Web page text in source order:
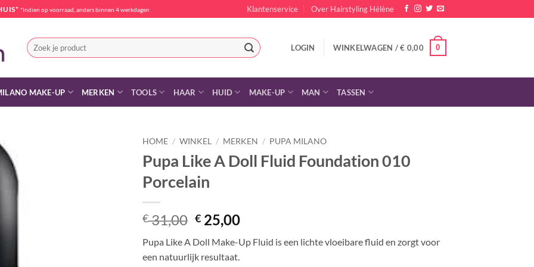
*Indien op voorraad, anders binnen 4 werkdagen Klantenservice Over Hairstyling Hélène
Zoeken
naar:
LOGIN WINKELWAGEN /€ 0,00 0
MAKE-UP MERKEN TOOLS HAAR HUID MAKE-UP MAN TASSEN
HOME / WINKEL / MERKEN / PUPA MILANO
Pupa Like A Doll Fluid Foundation 010
Porcelain
€31,00 Oorspronkelijke
prijs
was:
€ 31,00.
€ 25,00Huidige
is:
Pupa Like A Doll Make-Up Fluid is een lichte vloeibare fluid en zorgt voor
een natuurlijk resultaat.